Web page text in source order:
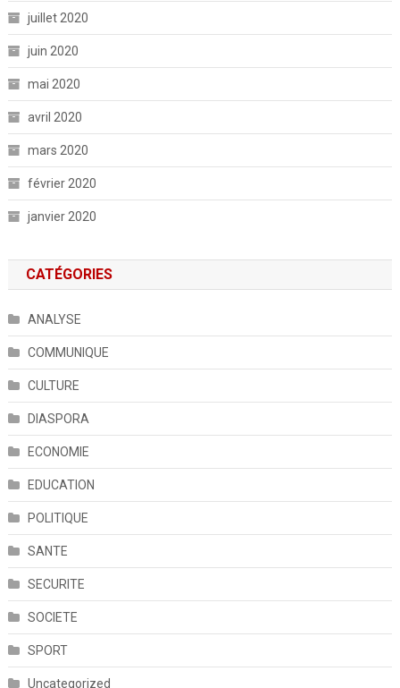
juillet 2020
juin 2020
mai 2020
avril 2020
mars 2020
février 2020
janvier 2020
CATÉGORIES
ANALYSE
COMMUNIQUE
CULTURE
DIASPORA
ECONOMIE
EDUCATION
POLITIQUE
SANTE
SECURITE
SOCIETE
SPORT
Uncategorized